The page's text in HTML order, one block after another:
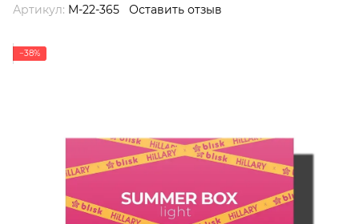
Артикул: M-22-365 Оставить отзыв
−38%